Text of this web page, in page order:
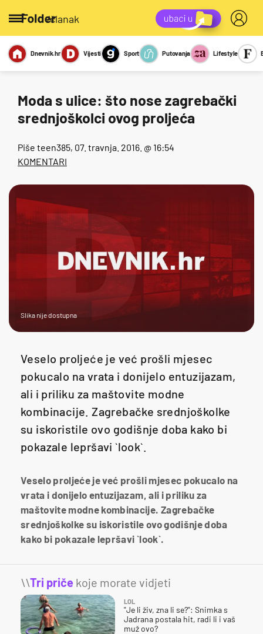
/članak
Miks Kviz
Report
Dnevnik.hr Vijesti Sport Putovanja Lifestyle
Moda s ulice: što nose zagrebački
srednjoškolci ovog proljeća
Piše teen385, 07. travnja. 2016. @ 16:54
KOMENTARI
Slika nije dostupna
Veselo proljeće je već prošli mjesec
pokucalo na vrata i donijelo entuzijazam,
ali i priliku za maštovite modne
kombinacije. Zagrebačke srednjoškolke
su iskoristile ovo godišnje doba kako bi
pokazale lepršavi `look`.
Veselo proljeće je već prošli mjesec pokucalo na
vrata i donijelo entuzijazam, ali i priliku za
maštovite modne kombinacije. Zagrebačke
srednjoškolke su iskoristile ovo godišnje doba
kako bi pokazale lepršavi `look`.
\\Tri priče koje morate vidjeti
LOL
"Je li živ, zna li se?": Snimka s
Jadrana postala hit, radi li i vaš
muž ovo?